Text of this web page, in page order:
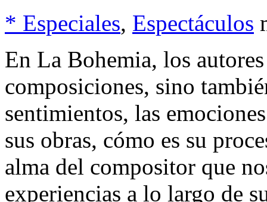
* Especiales, Espectáculos
En La Bohemia, los
composiciones, sino
sentimientos, las
sus obras, cómo es su
alma del compositor que
experiencias a lo largo de